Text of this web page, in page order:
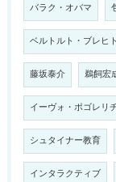
バラク・オバマ
ベルトルト・ブレヒト
藤坂泰介 鵜飼宏
イーヴォ・ポゴレリ
シュタイナー教育
インタラクティブ